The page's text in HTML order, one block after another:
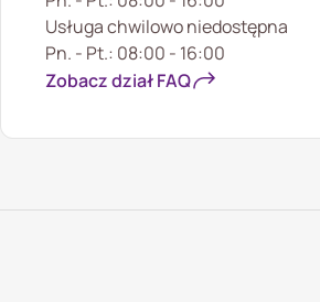
Usługa chwilowo niedostępna
Pn. - Pt.: 08:00 - 16:00
Zobacz dział FAQ